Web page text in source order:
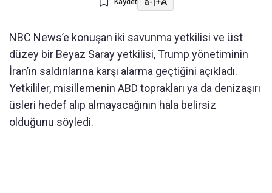
Kaydet
NBC News’e konuşan iki savunma yetkilisi ve üst
düzey bir Beyaz Saray yetkilisi, Trump yönetiminin
İran’ın saldırılarına karşı alarma geçtiğini açıkladı.
Yetkililer, misillemenin ABD toprakları ya da denizaşırı
üsleri hedef alıp almayacağının hala belirsiz
olduğunu söyledi.